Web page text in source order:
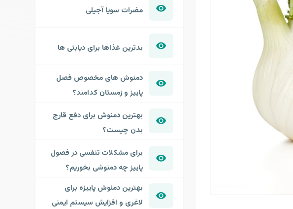
مضرات سویا آجیلی
بدترین غذاها برای دیابتی ها
دمنوش های مخصوص فصل
پاییز و زمستان کدامند؟
بهترین دمنوش برای دفع قارچ
بدن چیست؟
برای مشکلات تنفسی در فصول
پاییز چه دمنوشی بخوریم؟
بهترین دمنوش پاییزه برای
لاغری و افزایش سیستم ایمنی